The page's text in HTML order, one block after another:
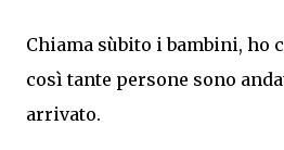
Chiama sùbito i bambini, ho
così tante persone sono
arrivato.